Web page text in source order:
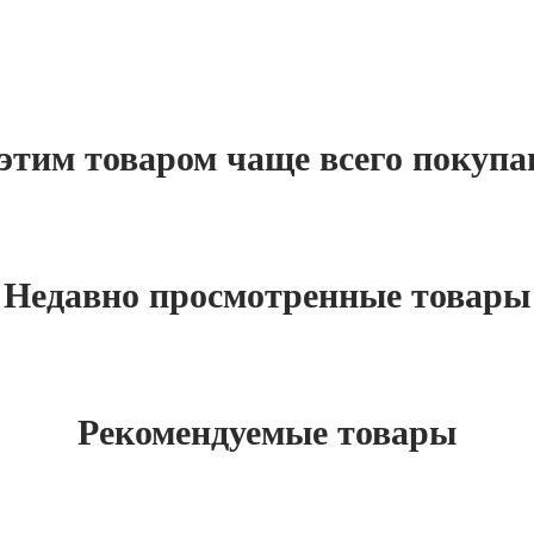
товаром чаще всего
Недавно просмотренные товары
Рекомендуемые товары